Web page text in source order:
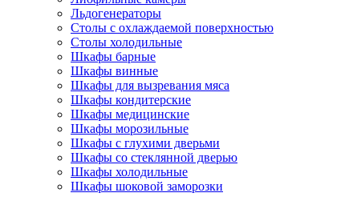
Льдогенераторы
Столы с охлаждаемой поверхностью
Столы холодильные
Шкафы барные
Шкафы винные
Шкафы для вызревания мяса
Шкафы кондитерские
Шкафы медицинские
Шкафы морозильные
Шкафы с глухими дверьми
Шкафы со стеклянной дверью
Шкафы холодильные
Шкафы шоковой заморозки